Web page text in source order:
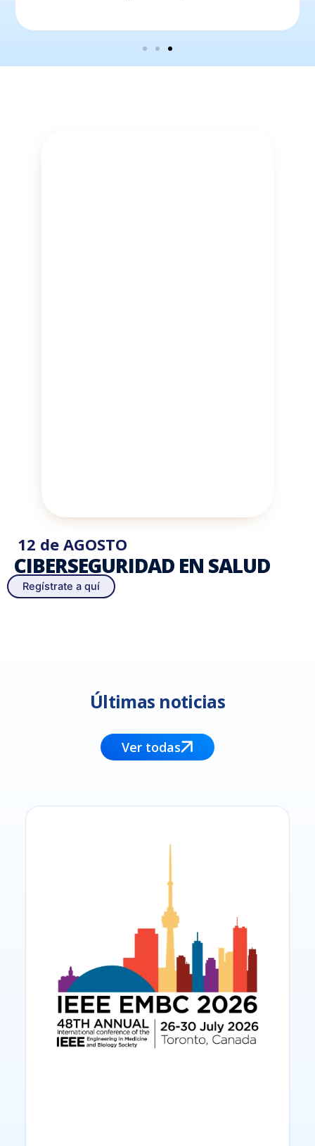
12 de AGOSTO
CIBERSEGURIDAD EN SALUD
Regístrate a quí
Últimas noticias
Ver todas